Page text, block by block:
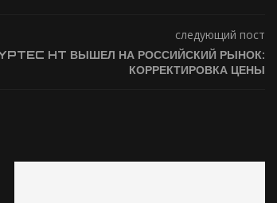
следующий пост
HT ВЫШЕЛ НА РОССИЙСКИЙ РЫНОК:
КОРРЕКТИРОВКА ЦЕНЫ